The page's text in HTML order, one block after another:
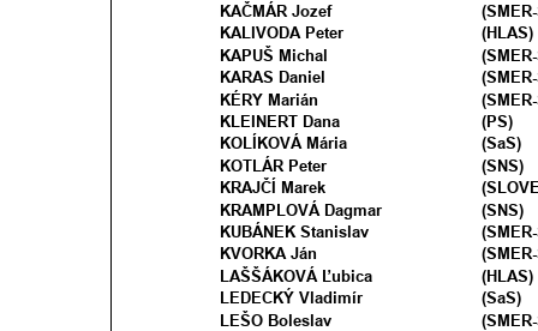
KAČMÁR Jozef
KALIVODA Peter
(HLAS)
KAPUŠ Michal
KARAS Daniel
KÉRY Marián
KLEINERT Dana
(PS)
KOLÍKOVÁ Mária
(SaS)
KOTLÁR Peter
(SNS)
KRAJČÍ Marek
KRAMPLOVÁ Dagmar
(SNS)
KUBÁNEK Stanislav
KVORKA Ján
LAŠŠÁKOVÁ Ľubica
(HLAS)
LEDECKÝ Vladimír
(SaS)
LEŠO Boleslav